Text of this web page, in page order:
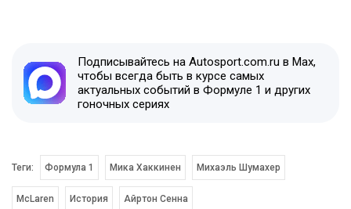
Подписывайтесь на Autosport.com.ru в Max,
чтобы всегда быть в курсе самых
актуальных событий в Формуле 1 и других
гоночных сериях
Теги: Формула 1 Мика Хаккинен Михаэль Шумахер
McLaren История Айртон Сенна